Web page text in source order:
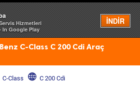
Hizmetleri
In Google Play
İNDİR
Menü
C-Class C 200 Cdi Araç
C-Class C 200 Cdi